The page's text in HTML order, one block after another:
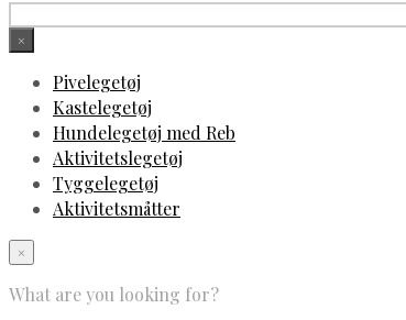
×
Pivelegetøj
Kastelegetøj
Hundelegetøj med Reb
Aktivitetslegetøj
Tyggelegetøj
Aktivitetsmåtter
×
What are you looking for?